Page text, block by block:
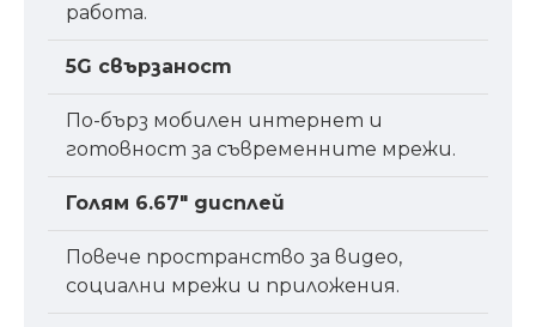
работа.
5G свързаност
По-бърз мобилен интернет и
готовност за съвременните мрежи.
Голям 6.67″ дисплей
Повече пространство за видео,
социални мрежи и приложения.